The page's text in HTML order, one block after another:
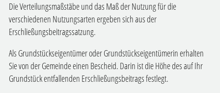
Die Verteilungsmaßstäbe und das Maß der Nutzung für die
verschiedenen Nutzungsarten ergeben sich aus der
Erschließungsbeitragssatzung.
Als Grundstückseigentümer oder Grundstückseigentümerin erhalten
Sie von der Gemeinde einen Bescheid. Darin ist die Höhe des auf Ihr
Grundstück entfallenden Erschließungsbeitrags festlegt.